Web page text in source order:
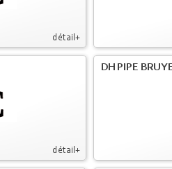
détail+
détail+
DH PIPE